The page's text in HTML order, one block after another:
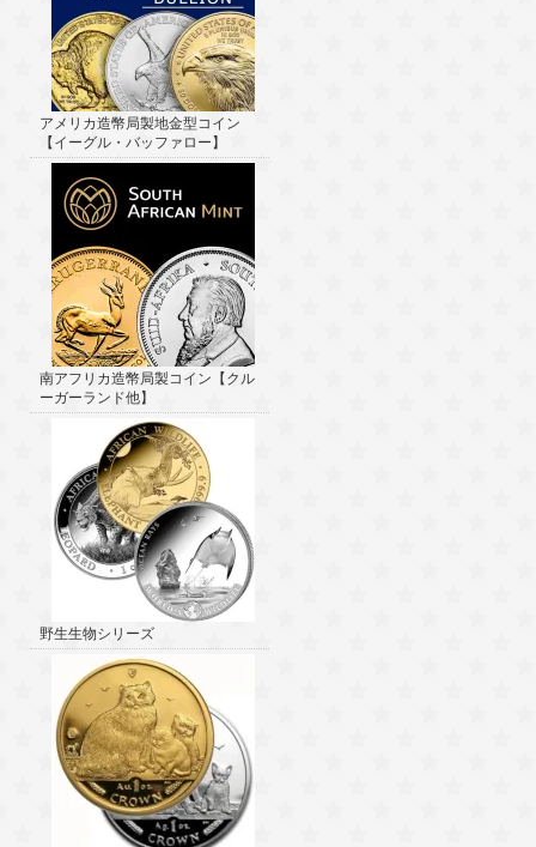
アメリカ造幣局製地金型コイン
【イーグル・バッファロー】
南アフリカ造幣局製コイン【クル
ーガーランド他】
野生生物シリーズ